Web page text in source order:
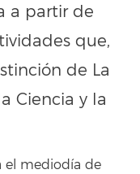
a partir de
que,
de La
Ciencia y la
el mediodía de